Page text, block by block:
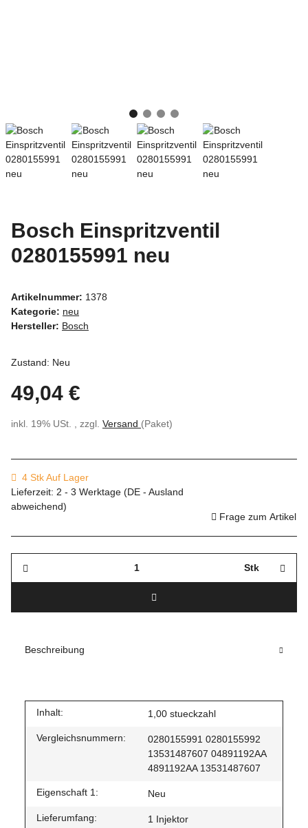
Bosch Einspritzventil
0280155991 neu
Artikelnummer: 1378
Kategorie: neu
Hersteller: Bosch
Zustand: Neu
49,04 €
inkl. 19% USt. , zzgl. Versand (Paket)
4 Stk Auf Lager
Lieferzeit: 2 - 3 Werktage (DE - Ausland
abweichend)
Frage zum Artikel
Stk
Beschreibung
Inhalt: 1,00 stueckzahl
Vergleichsnummern:
0280155991 0280155992
13531487607 04891192AA
4891192AA 13531487607
Eigenschaft 1: Neu
Lieferumfang: 1 Injektor